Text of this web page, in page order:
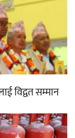
विद्वत सम्मान